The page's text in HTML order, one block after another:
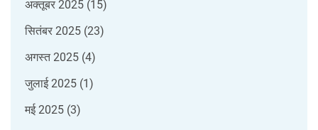
अक्तूबर 2025 (15)
सितंबर 2025 (23)
अगस्त 2025 (4)
जुलाई 2025 (1)
मई 2025 (3)